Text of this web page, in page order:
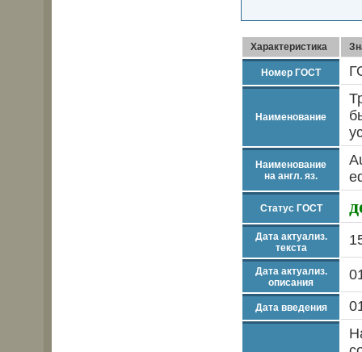
Характеристика
Номер ГОСТ
Наименование
Наименование
на англ. яз.
Статус ГОСТ
Дата актуализ.
текста
Дата актуализ.
описания
Дата введения